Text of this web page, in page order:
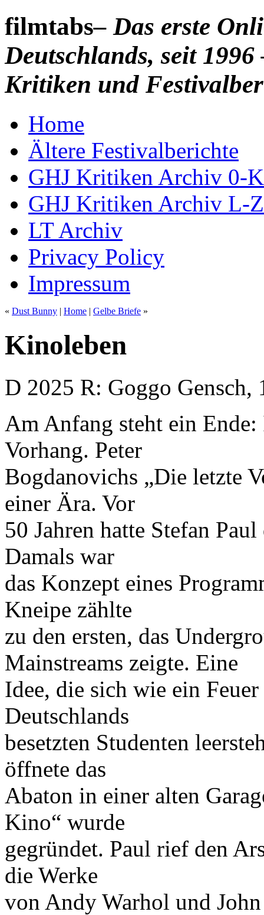
filmtabs– Das erste
Deutschlands, seit
Kritiken und
Home
Ältere Festivalberichte
GHJ Kritiken Archiv 0-K
GHJ Kritiken Archiv L-Z
LT Archiv
Privacy Policy
Impressum
« Dust Bunny | Home | Gelbe Briefe »
Kinoleben
D 2025 R: Goggo Gensch,
Am Anfang steht ein
Vorhang. Peter
Bogdanovichs „Die letzte
einer Ära. Vor
50 Jahren hatte Stefan
Damals war
das Konzept eines
Kneipe zählte
zu den ersten, das
Mainstreams zeigte. Eine
Idee, die sich wie ein
Deutschlands
besetzten Studenten
öffnete das
Abaton in einer alten
Kino“ wurde
gegründet. Paul rief den
die Werke
von Andy Warhol und